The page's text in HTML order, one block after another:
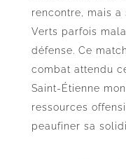
rencontre, mais
Verts parfois
défense. Ce
combat attendu
Saint-Étienne
ressources
peaufiner sa